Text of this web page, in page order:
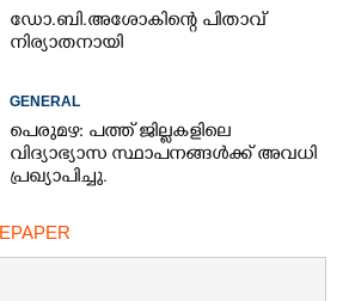
ഡോ.ബി.അശോകിന്റെ പിതാവ്
നിര്യാതനായി
GENERAL
പെരുമഴ: പത്ത് ജില്ലകളിലെ
വിദ്യാഭ്യാസ സ്ഥാപനങ്ങൾക്ക് അവധി
പ്രഖ്യാപിച്ചു.
EPAPER